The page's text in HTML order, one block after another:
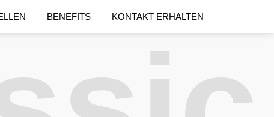
BENEFITS KONTAKT ERHALTEN